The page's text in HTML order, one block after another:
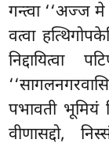
गन्त्वा ‘‘अज्ज मे
वत्वा
निद्दायित्वा
पभावती भूमियं
वीणासद्दो,